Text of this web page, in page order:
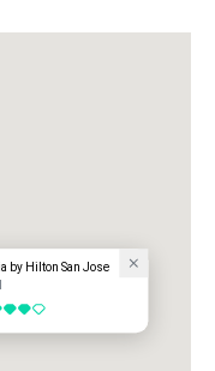
by Hilton San Jose
5